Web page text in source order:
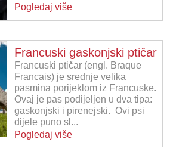
Pogledaj više
Francuski gaskonjski ptičar
Francuski ptičar (engl. Braque
Francais) je srednje velika
pasmina porijeklom iz Francuske.
Ovaj je pas podijeljen u dva tipa:
gaskonjski i pirenejski. Ovi psi
dijele puno sl...
Pogledaj više